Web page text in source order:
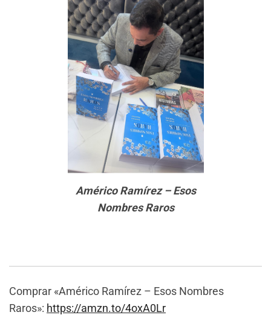
Américo Ramírez – Esos
Nombres Raros
Comprar «Américo Ramírez – Esos Nombres
Raros»: https://amzn.to/4oxA0Lr